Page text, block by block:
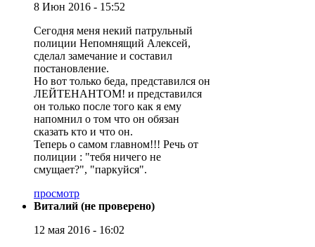
8 Июн 2016 - 15:52
Сегодня меня некий патрульный
полиции Непомнящий Алексей,
сделал замечание и составил
постановление.
Но вот только беда, представился он
ЛЕЙТЕНАНТОМ! и представился
он только после того как я ему
напомнил о том что он обязан
сказать кто и что он.
Теперь о самом главном!!! Речь от
полиции : "тебя ничего не
смущает?", "паркуйся".
просмотр
Виталий (не проверено)
12 мая 2016 - 16:02